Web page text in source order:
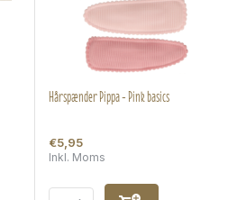
Hårspænder Pippa - Pink basics
€5,95
Inkl. Moms